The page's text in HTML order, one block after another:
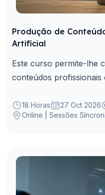
Produção de
Artificial
Este curso permite-lhe
conteúdos
18 Horas 27 Oct 2026
Online | Sessões